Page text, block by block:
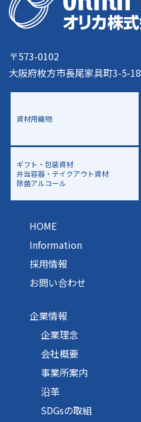
〒573-0102
大阪府枚方市長尾家具町3-5-18
資材用織物
ギフト・包装資材
弁当容器・テイクアウト資材
除菌アルコール
HOME
Information
採用情報
お問い合わせ
企業情報
企業理念
会社概要
事業所案内
沿革
SDGsの取組